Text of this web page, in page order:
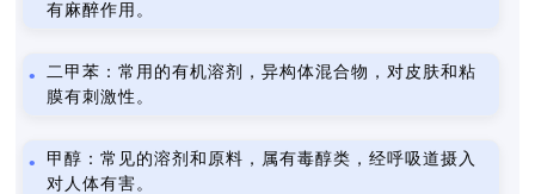
有麻醉作用。
二甲苯：常用的有机溶剂，异构体混合物，对皮肤和粘
膜有刺激性。
甲醇：常见的溶剂和原料，属有毒醇类，经呼吸道摄入
对人体有害。